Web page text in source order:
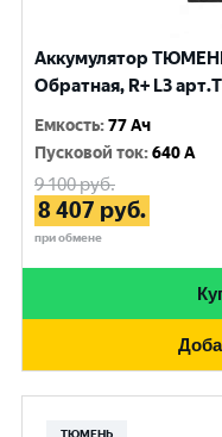
Аккумулятор
Обратная, R+ L3
Емкость:77 Ач
Пусковой ток:640 A
9 100руб.
8 407 руб.
при обмене